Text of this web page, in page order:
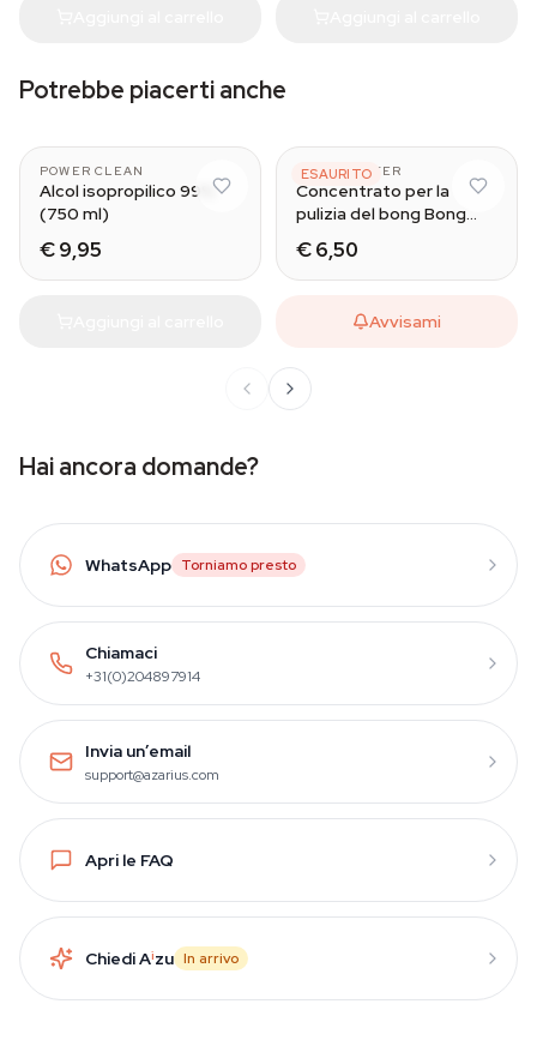
Potrebbe piacerti anche
POWER CLEAN
Alcol isopropilico 99%
(750 ml)
€ 9,95
ESAURITO
BONG MASTER
Concentrato per la
pulizia del bong Bong
€ 6,50
Avvisami
Hai ancora domande?
WhatsApp Torniamo presto
Chiamaci
+31(0)204897914
Invia un’email
support@azarius.com
Apri le FAQ
Chiedi Aizu In arrivo